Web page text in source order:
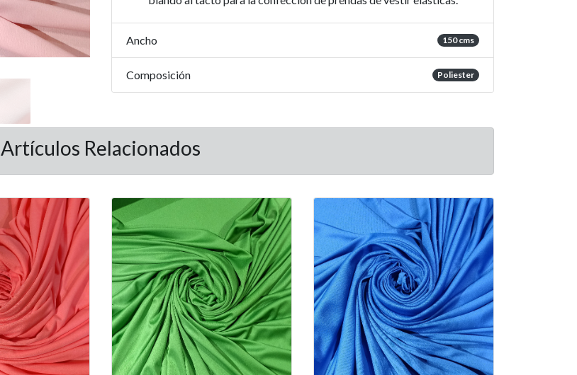
Ancho 150 cms
Composición Poliester
Artículos Relacionados